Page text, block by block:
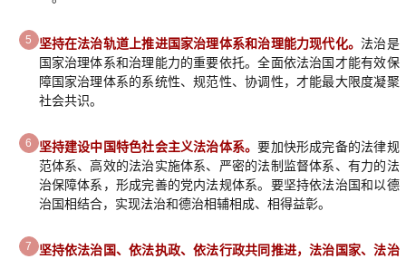
5 坚持在法治轨道上推进国家治理体系和治理能力现代化。 法治是
国家治理体系和治理能力的重要依托。全面依法治国才能有效保
障国家治理体系的系统性、规范性、协调性，才能最大限度凝聚
社会共识。
6 坚持建设中国特色社会主义法治体系。要加快形成完备的法律规
范体系、高效的法治实施体系、严密的法制监督体系、有力的法
治保障体系，形成完善的党内法规体系。要坚持依法治国和以德
治国相结合，实现法治和德治相辅相成、相得益彰。
7
坚持依法治国、依法执政、依法行政共同推进，法治国家、法治